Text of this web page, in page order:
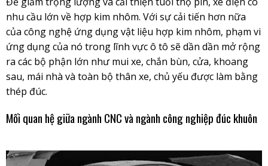
nhu cầu lớn về hợp kim nhôm. Với sự cải tiến hơn nữa
của công nghệ ứng dụng vật liệu hợp kim nhôm, phạm vi
ứng dụng của nó trong lĩnh vực ô tô sẽ dần dần mở rộng
ra các bộ phận lớn như mui xe, chắn bùn, cửa, khoang
sau, mái nhà và toàn bộ thân xe, chủ yếu được làm bằng
thép đúc.
Mối quan hệ giữa ngành CNC và ngành công nghiệp đúc khuôn